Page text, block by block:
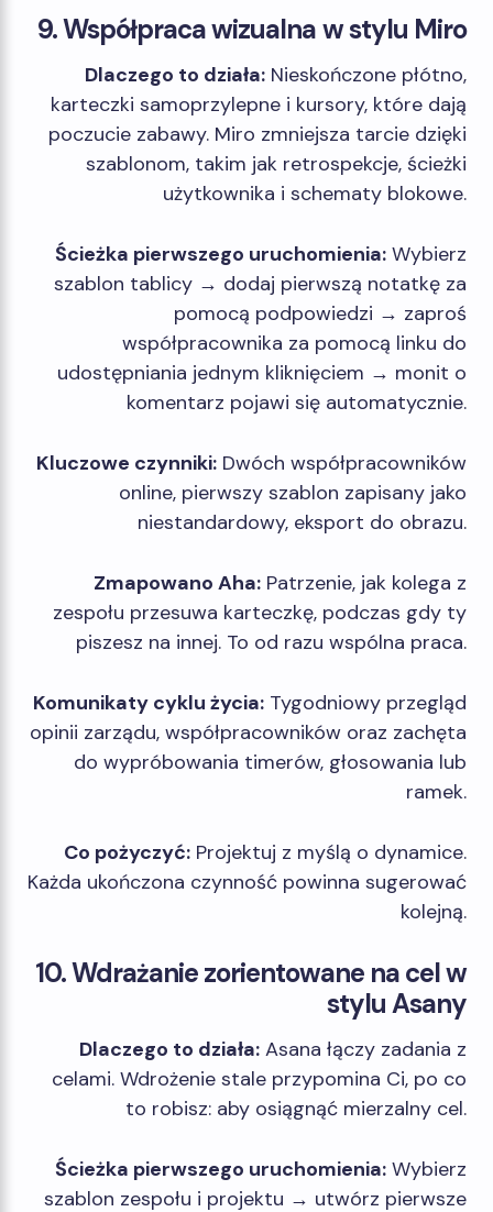
9. Współpraca wizualna w stylu Miro
Dlaczego to działa: Nieskończone płótno,
karteczki samoprzylepne i kursory, które dają
poczucie zabawy. Miro zmniejsza tarcie dzięki
szablonom, takim jak retrospekcje, ścieżki
użytkownika i schematy blokowe.
Ścieżka pierwszego uruchomienia: Wybierz
szablon tablicy → dodaj pierwszą notatkę za
pomocą podpowiedzi → zaproś
współpracownika za pomocą linku do
udostępniania jednym kliknięciem → monit o
komentarz pojawi się automatycznie.
Kluczowe czynniki: Dwóch współpracowników
online, pierwszy szablon zapisany jako
niestandardowy, eksport do obrazu.
Zmapowano Aha: Patrzenie, jak kolega z
zespołu przesuwa karteczkę, podczas gdy ty
piszesz na innej. To od razu wspólna praca.
Komunikaty cyklu życia: Tygodniowy przegląd
opinii zarządu, współpracowników oraz zachęta
do wypróbowania timerów, głosowania lub
ramek.
Co pożyczyć: Projektuj z myślą o dynamice.
Każda ukończona czynność powinna sugerować
kolejną.
10. Wdrażanie zorientowane na cel w
stylu Asany
Dlaczego to działa: Asana łączy zadania z
celami. Wdrożenie stale przypomina Ci, po co
to robisz: aby osiągnąć mierzalny cel.
Ścieżka pierwszego uruchomienia: Wybierz
szablon zespołu i projektu → utwórz pierwsze